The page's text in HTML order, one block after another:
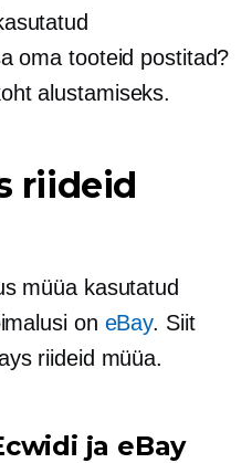
oma tooteid postitad?
alustamiseks.
riideid
müüa kasutatud
on eBay. Siit
riideid müüa.
ja eBay